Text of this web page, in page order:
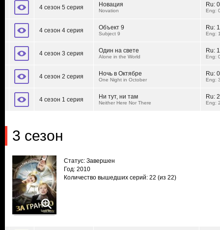
4 сезон 5 серия Новация
Novation
Ru:
Eng:
4 сезон 4 серия Объект 9
Subject 9
Ru:
Eng:
4 сезон 3 серия Один на свете
Alone in the World
Ru:
Eng:
4 сезон 2 серия Ночь в Октябре
One Night in October
Ru:
Eng:
4 сезон 1 серия Ни тут, ни там
Neither Here Nor There
Ru:
Eng:
3 сезон
Статус: Завершен
Год: 2010
Количество вышедших серий: 22 (из 22)